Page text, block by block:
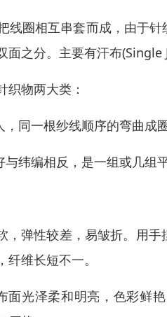
线圈相互串套而成，由于
之分。主要有汗布(Single
物两大类：
同一根纱线顺序的弯曲成
纬编相反，是一组或几组
，弹性较差，易皱折。用
维长短不一。
面光泽柔和明亮，色彩鲜